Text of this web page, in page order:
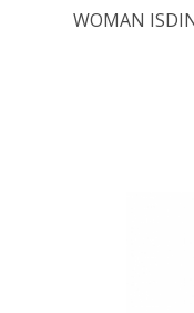
WOMAN